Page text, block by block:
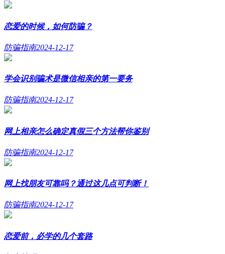
恋爱的时候，如何防骗？
防骗指南2024-12-17
学会识别骗术是微信相亲的第一要务
防骗指南2024-12-17
网上相亲怎么确定真假三个方法帮你鉴别
防骗指南2024-12-17
网上找朋友可靠吗？通过这几点可判断！
防骗指南2024-12-17
恋爱前，必学的几个套路